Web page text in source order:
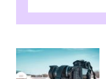
”aborig...